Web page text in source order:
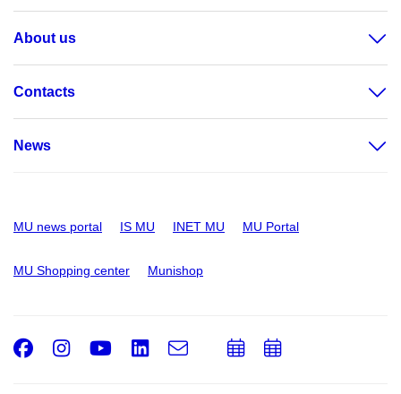
About us
Contacts
News
MU news portal IS MU INET MU MU Portal
MU Shopping center Munishop
Facebook
Instagram
Youtube
LinkedIn
e-
AddAdd